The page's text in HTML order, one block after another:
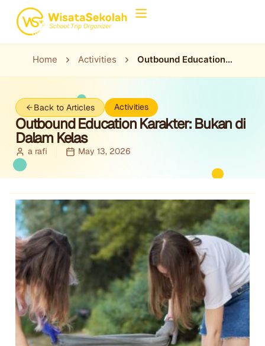
Home Activities
Outbound Education
Back to Articles Activities
Outbound Education Karakter: Bukan di
Dalam Kelas
a rafi May 13, 2026